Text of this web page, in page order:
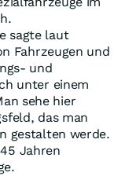
sagte laut
Fahrzeugen und
und
unter einem
sehe hier
das man
gestalten werde.
Jahren